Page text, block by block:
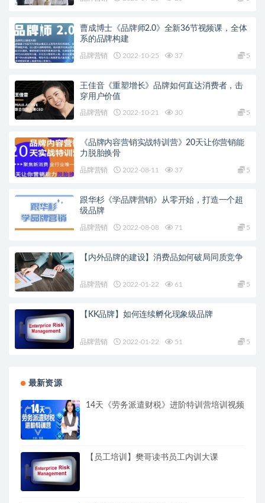
曹成博士《品牌师2.0》全新36节视频课，全体
系的品牌构建
品牌营销 2022-10-25 37 5
王佳音《重塑增长》品牌如何直达消费者，击
穿用户价值
品牌营销 2022-10-21 30 5
《品牌内容营销实战特训营》20天让你营销能
力脱胎换骨
品牌营销 2022-08-11 37 5
跟华杉《学品牌营销》从零开始，打造一个超
级品牌
品牌营销 2022-08-08 71 5
【内外品牌的建设】消费品如何破局同质竞争
品牌营销 2022-01-22 61 5
【KK品牌】如何连续孵化现象级品牌
品牌营销 2022-01-22 51 5
最新资源
14天《劳务派遣财税》进阶特训营培训视频
【员工培训】樊哥读书员工内训大课